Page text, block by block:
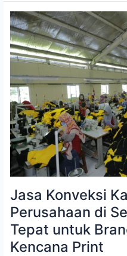
Jasa Konveksi
Perusahaan di
Tepat untuk
Kencana Print
Jasa
Konveksi
Kaos
Promosi
Perusahaan
Semarang
–
Solusi
Tepat
untuk
Branding
Bisnis
Anda
|
Kencana
Print